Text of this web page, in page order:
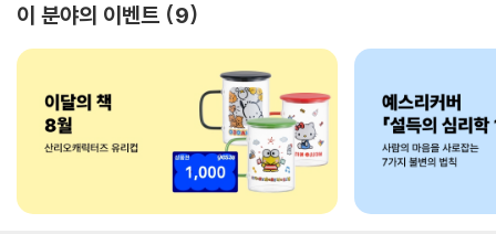
이 분야의 이벤트 9